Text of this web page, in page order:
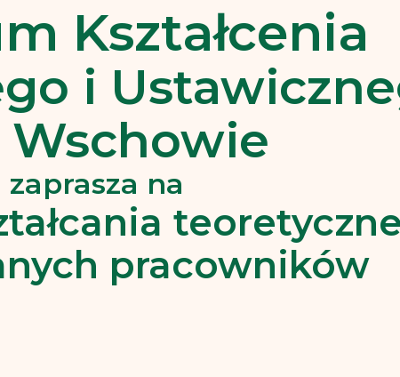
Kształcenia
i
zaprasza na
pracowników